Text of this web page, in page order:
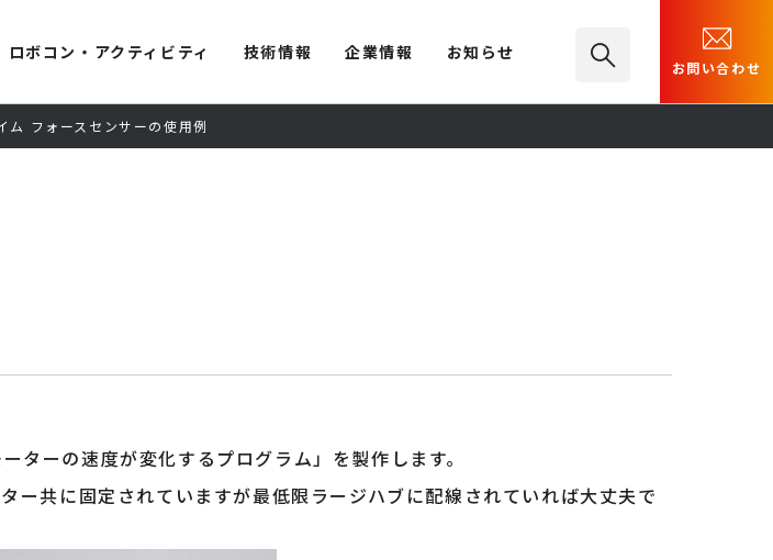
ロボコン・アクティビティ 技術情報 企業情報 お知らせ
お問い合わせ
ム フォースセンサーの使用例
ターの速度が変化するプログラム」を製作します。
共に固定されていますが最低限ラージハブに配線されていれば大丈夫で